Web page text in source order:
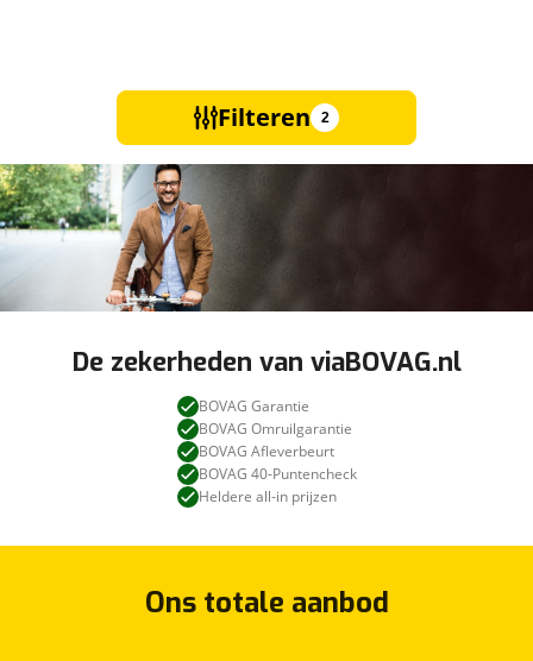
Filteren 2
De zekerheden van viaBOVAG.nl
BOVAG Garantie
BOVAG Omruilgarantie
BOVAG Afleverbeurt
BOVAG 40-Puntencheck
Heldere all-in prijzen
Ons totale aanbod